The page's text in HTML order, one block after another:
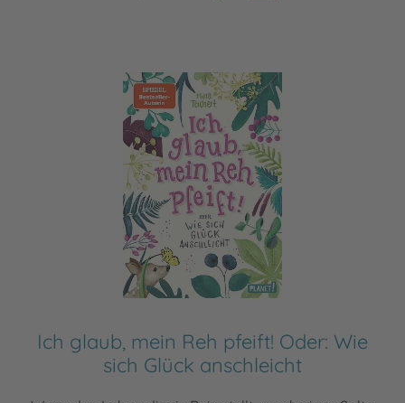
Ich glaub, mein Reh pfeift! Oder: Wie
sich Glück anschleicht